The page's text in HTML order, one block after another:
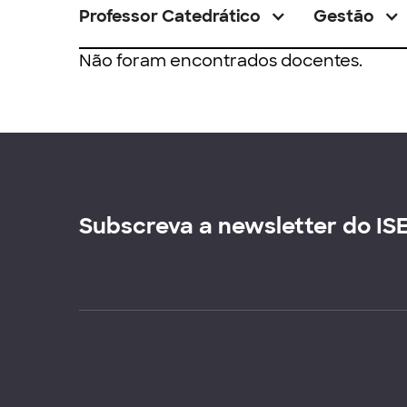
Professor Catedrático Gestão
Não foram encontrados docentes.
Subscreva a newsletter do